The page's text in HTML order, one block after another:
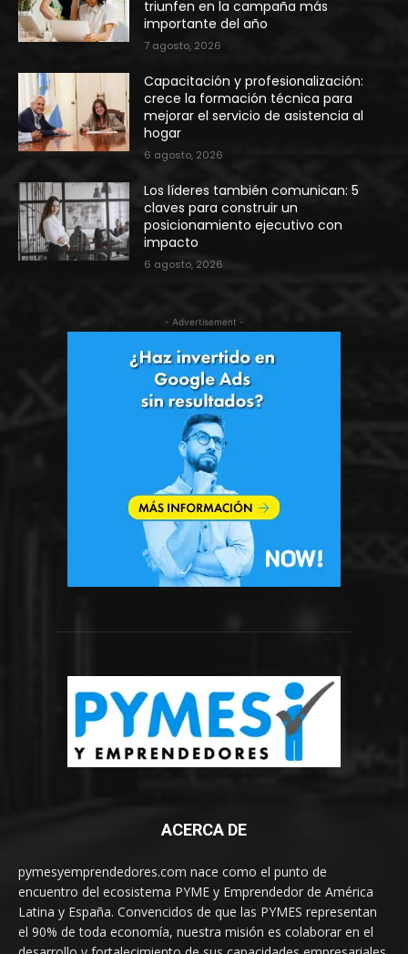
triunfen en la campaña más
importante del año
7 agosto, 2026
Capacitación y profesionalización:
crece la formación técnica para
mejorar el servicio de asistencia al
hogar
6 agosto, 2026
Los líderes también comunican: 5
claves para construir un
posicionamiento ejecutivo con
impacto
6 agosto, 2026
- Advertisement -
ACERCA DE
pymesyemprendedores.com nace como el punto de
encuentro del ecosistema PYME y Emprendedor de América
Latina y España. Convencidos de que las PYMES representan
el 90% de toda economía, nuestra misión es colaborar en el